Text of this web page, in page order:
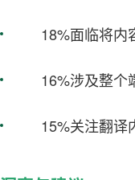
18%面临将内
16%涉及整个
15%关注翻译